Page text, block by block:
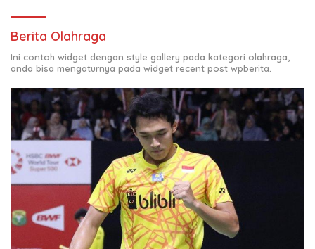
Berita Olahraga
Ini contoh widget dengan style gallery pada kategori olahraga,
anda bisa mengaturnya pada widget recent post wpberita.